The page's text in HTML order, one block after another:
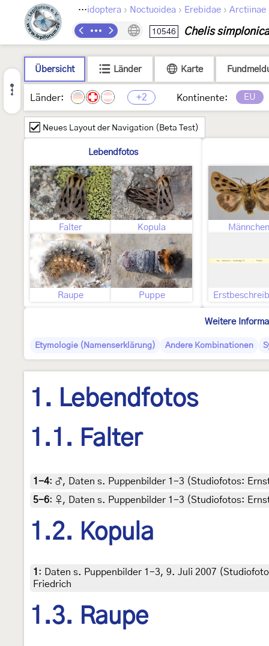
Lepidoptera › Noctuoidea › Erebidae › Arctiinae
10546 Chelis simplonica
Übersicht Länder Karte
Länder: +2 Kontinente: EU
Neues Layout der Navigation (Beta Test)
Lebendfotos
Falter Kopula
Raupe Puppe
Männchen
Weitere
Etymologie (Namenserklärung) Andere Kombinationen
1. Lebendfotos
1.1. Falter
1-4: ♂, Daten s. Puppenbilder 1-3 (Studiofotos:
5-6: ♀, Daten s. Puppenbilder 1-3 (Studiofotos:
1.2. Kopula
1 :
Daten s. Puppenbilder 1-3, 9. Juli 2007
Friedrich
1.3. Raupe